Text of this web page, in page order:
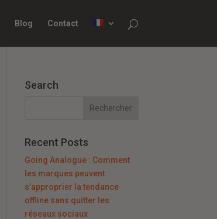
Blog Contact
Search
Recent Posts
Going Analogue : Comment
les marques peuvent
s’approprier la tendance
offline sans quitter les
réseaux sociaux